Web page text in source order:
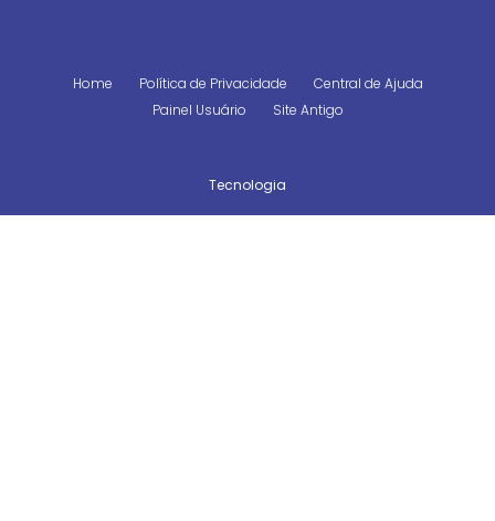
Home Política de Privacidade
Central de Ajuda
Painel Usuário
Site Antigo
Tecnologia